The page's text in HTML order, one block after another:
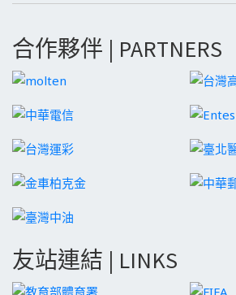
合作夥伴 | PARTNERS
友站連結 | LINKS